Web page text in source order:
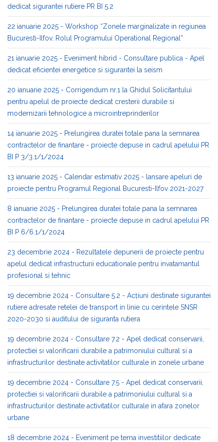
dedicat sigurantei rutiere PR BI 5.2
22 ianuarie 2025 - Workshop “Zonele marginalizate in regiunea
Bucuresti-Ilfov. Rolul Programului Operational Regional”
21 ianuarie 2025 - Eveniment hibrid - Consultare publica - Apel
dedicat eficientei energetice si sigurantei la seism
20 ianuarie 2025 - Corrigendum nr.1 la Ghidul Solicitantului
pentru apelul de proiecte dedicat cresterii durabile si
modernizarii tehnologice a microintreprinderilor
14 ianuarie 2025 - Prelungirea duratei totale pana la semnarea
contractelor de finantare - proiecte depuse in cadrul apelului PR
BI P 3/3.1/1/2024
13 ianuarie 2025 - Calendar estimativ 2025 - lansare apeluri de
proiecte pentru Programul Regional Bucuresti-Ilfov 2021-2027
8 ianuarie 2025 - Prelungirea duratei totale pana la semnarea
contractelor de finantare - proiecte depuse in cadrul apelului PR
BI P 6/6.1/1/2024
23 decembrie 2024 - Rezultatele depunerii de proiecte pentru
apelul dedicat infrastructurii educationale pentru invatamantul
profesional si tehnic
19 decembrie 2024 - Consultare 5.2 - Acțiuni destinate sigurantei
rutiere adresate retelei de transport in linie cu cerintele SNSR
2020-2030 si auditului de siguranta rutiera
19 decembrie 2024 - Consultare 7.2 - Apel dedicat conservarii,
protectiei si valorificarii durabile a patrimoniului cultural si a
infrastructurilor destinate activitatilor culturale in zonele urbane
19 decembrie 2024 - Consultare 7.5 - Apel dedicat conservarii,
protectiei si valorificarii durabile a patrimoniului cultural si a
infrastructurilor destinate activitatilor culturale in afara zonelor
urbane
18 decembrie 2024 - Eveniment pe tema investitiilor dedicate